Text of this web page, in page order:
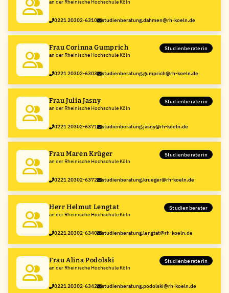
an der Rheinische Hochschule Köln
0221 20302-6310 studienberatung.dahmen@rh-koeln.de
Frau Corinna Gumprich
an der Rheinische Hochschule Köln
Studienberaterin
0221 20302-6303 studienberatung.gumprich@rh-koeln.de
Frau Julia Jasny
an der Rheinische Hochschule Köln
Studienberaterin
0221 20302-6371 studienberatung.jasny@rh-koeln.de
Frau Maren Krüger
an der Rheinische Hochschule Köln
Studienberaterin
0221 20302-6372 studienberatung.krueger@rh-koeln.de
Herr Helmut Lengtat
an der Rheinische Hochschule Köln
Studienberater
0221 20302-6340 studienberatung.lengtat@rh-koeln.de
Frau Alina Podolski
an der Rheinische Hochschule Köln
Studienberaterin
0221 20302-6342 studienberatung.podolski@rh-koeln.de